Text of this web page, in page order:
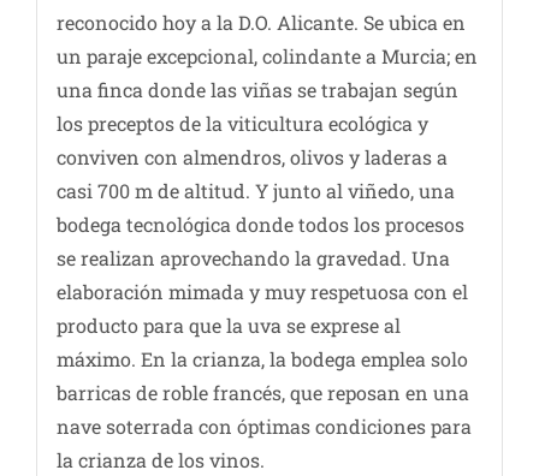
reconocido hoy a la D.O. Alicante. Se ubica en
un paraje excepcional, colindante a Murcia; en
una finca donde las viñas se trabajan según
los preceptos de la viticultura ecológica y
conviven con almendros, olivos y laderas a
casi 700 m de altitud. Y junto al viñedo, una
bodega tecnológica donde todos los procesos
se realizan aprovechando la gravedad. Una
elaboración mimada y muy respetuosa con el
producto para que la uva se exprese al
máximo. En la crianza, la bodega emplea solo
barricas de roble francés, que reposan en una
nave soterrada con óptimas condiciones para
la crianza de los vinos.